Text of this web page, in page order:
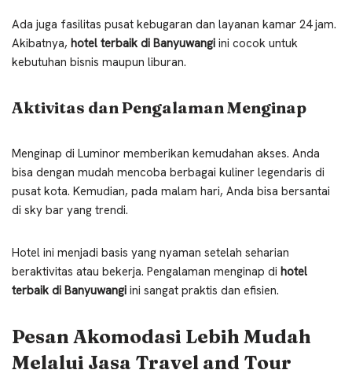
Ada juga fasilitas pusat kebugaran dan layanan kamar 24 jam.
Akibatnya, hotel terbaik di Banyuwangi ini cocok untuk
kebutuhan bisnis maupun liburan.
Aktivitas dan Pengalaman Menginap
Menginap di Luminor memberikan kemudahan akses. Anda
bisa dengan mudah mencoba berbagai kuliner legendaris di
pusat kota. Kemudian, pada malam hari, Anda bisa bersantai
di sky bar yang trendi.
Hotel ini menjadi basis yang nyaman setelah seharian
beraktivitas atau bekerja. Pengalaman menginap di hotel
terbaik di Banyuwangi ini sangat praktis dan efisien.
Pesan Akomodasi Lebih Mudah
Melalui Jasa Travel and Tour